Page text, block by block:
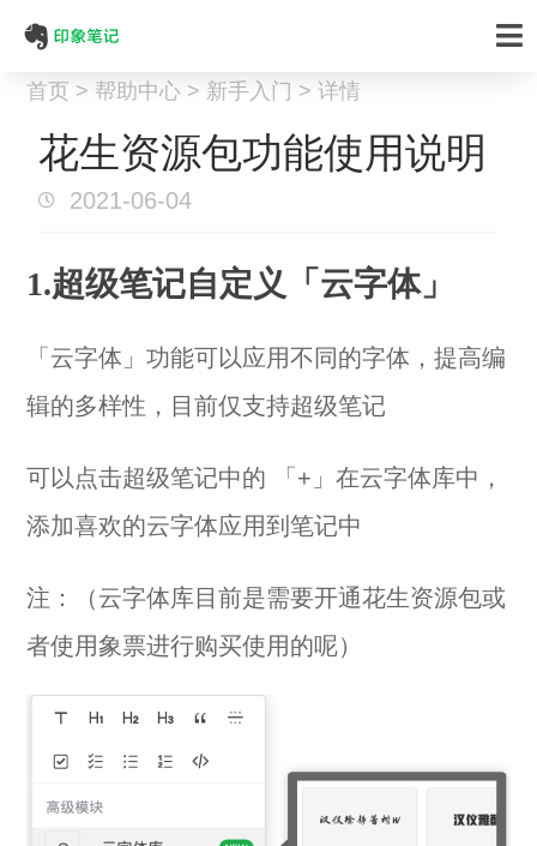
首页 > 帮助中心 > 新手入门 > 详情
花生资源包功能使用说明
2021-06-04
1.超级笔记自定义「云字体」
「云字体」功能可以应用不同的字体，提高编
辑的多样性，目前仅支持超级笔记
可以点击超级笔记中的 「+」在云字体库中，
添加喜欢的云字体应用到笔记中
注：（云字体库目前是需要开通花生资源包或
者使用象票进行购买使用的呢）